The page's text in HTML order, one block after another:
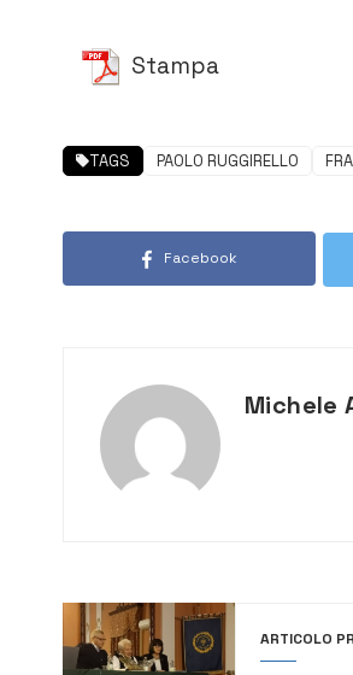
Stampa
TAGS PAOLO RUGGIRELLO
Facebook
Michele
ARTICOLO